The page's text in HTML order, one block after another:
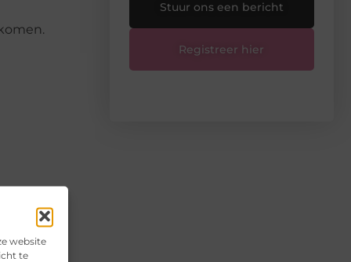
website
te
Stuur ons een bericht
Registreer hier